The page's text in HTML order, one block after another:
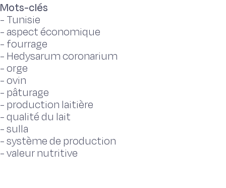
Mots-clés
- Tunisie
- aspect économique
- fourrage
- Hedysarum coronarium
-orge
-ovin
- pâturage
- production laitière
-qualité du lait
-sulla
-système de production
-valeur nutritive